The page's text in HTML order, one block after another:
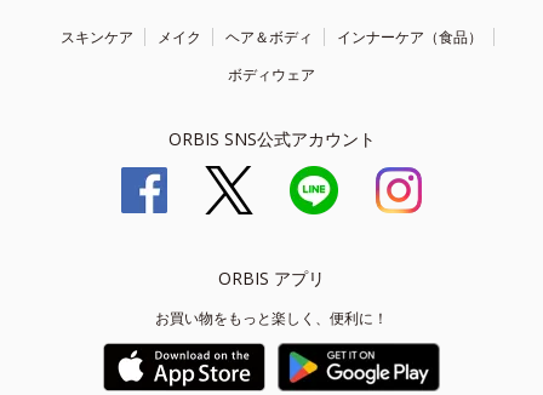
スキンケア メイク ヘア＆ボディ
インナーケア（食品）
ボディウェア
ORBIS SNS公式アカウント
ORBIS アプリ
お買い物をもっと楽しく、便利に！